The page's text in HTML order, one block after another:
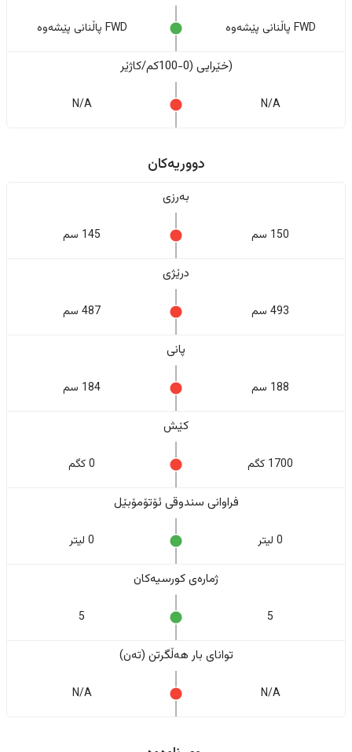
FWD پاڵنانی پێشەوە FWD پاڵنانی پێشەوە
(خێرایی (0-100کم/کاژێر
N/A
N/A
دووریەکان
بەرزی
150 سم 145 سم
درێژی
493 سم 487 سم
پانی
188 سم 184 سم
کێش
1700 کگم 0 کگم
فراوانی سندوقی ئۆتۆمۆبێل
0 لیتر 0 لیتر
ژمارەی کورسیەکان
5
5
تواناى بار هەڵگرتن (تەن)
N/A
N/A